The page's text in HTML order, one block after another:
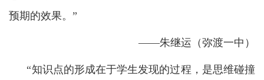
预期的效果。”
——朱继运（弥渡一中）
“知识点的形成在于学生发现的过程，是思维碰撞